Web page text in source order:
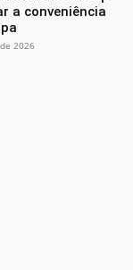
a conveniência
2026